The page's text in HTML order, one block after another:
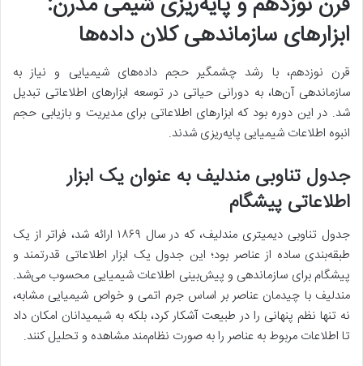
ابزارهای سازماندهی کلان داده‌ها
قرن نوزدهم، با رشد چشمگیر حجم داده‌های شیمیایی و نیاز به
سازماندهی آن‌ها، به دورانی حیاتی در توسعه ابزارهای اطلاعاتی تبدیل
شد. در این دوره بود که ابزارهای اطلاعاتی برای مدیریت و بازیابی حجم
انبوه اطلاعات شیمیایی پایه‌ریزی شدند.
جدول تناوبی مندلیف به عنوان یک ابزار
اطلاعاتی پیشگام
جدول تناوبی دیمیتری مندلیف، که در سال ۱۸۶۹ ارائه شد، فراتر از یک
طبقه‌بندی ساده از عناصر بود؛ این جدول یک ابزار اطلاعاتی قدرتمند و
پیشگام برای سازماندهی و پیش‌بینی اطلاعات شیمیایی محسوب می‌شد.
مندلیف با چیدمان عناصر بر اساس جرم اتمی و خواص شیمیایی مشابه،
نه تنها نظم پنهانی را در طبیعت آشکار کرد، بلکه به شیمیدانان امکان داد
تا اطلاعات مربوط به عناصر را به صورت نظام‌مند مشاهده و تحلیل کنند.